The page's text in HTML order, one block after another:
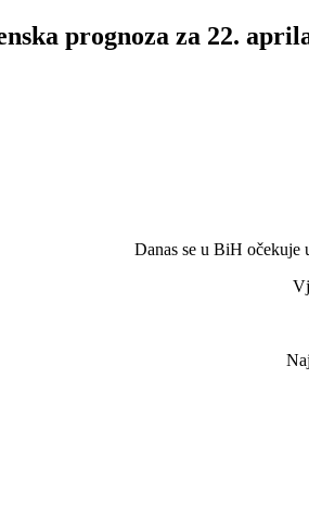
prognoza za 22.
Danas se u BiH očekuje